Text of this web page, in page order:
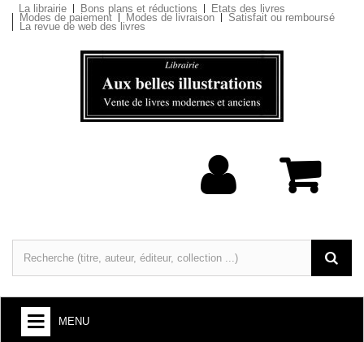
La librairie Bons plans et réductions Etats des livres
Modes de paiement Modes de livraison Satisfait ou remboursé
La revue de web des livres
MENU